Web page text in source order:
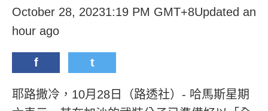
October 28, 20231:19 PM GMT+8Updated an
hour ago
f t
耶路撒冷，10月28日（路透社）- 哈馬斯星期